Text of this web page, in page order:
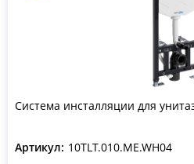
Система инсталляции для
Артикул: 10TLT.010.ME.WH04